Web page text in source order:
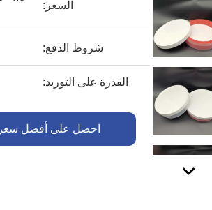
السعر:
شروط الدفع:
القدرة على التوريد:
احصل على أفضل سعر